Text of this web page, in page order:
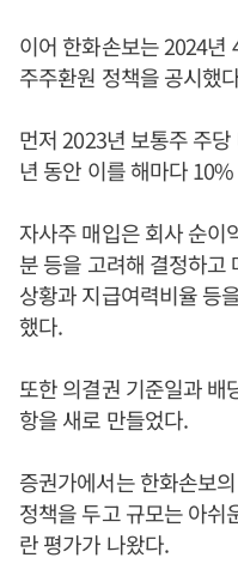
이어 한화손보는 2024년
주주환원 정책을 공시했
먼저 2023년 보통주 주
년 동안 이를 해마다
자사주 매입은 회사 순이
분 등을 고려해 결정하고
상황과 지급여력비율 등
했다.
또한 의결권 기준일과 배
항을 새로 만들었다.
증권가에서는 한화손보
정책을 두고 규모는 아쉬
란 평가가 나왔다.